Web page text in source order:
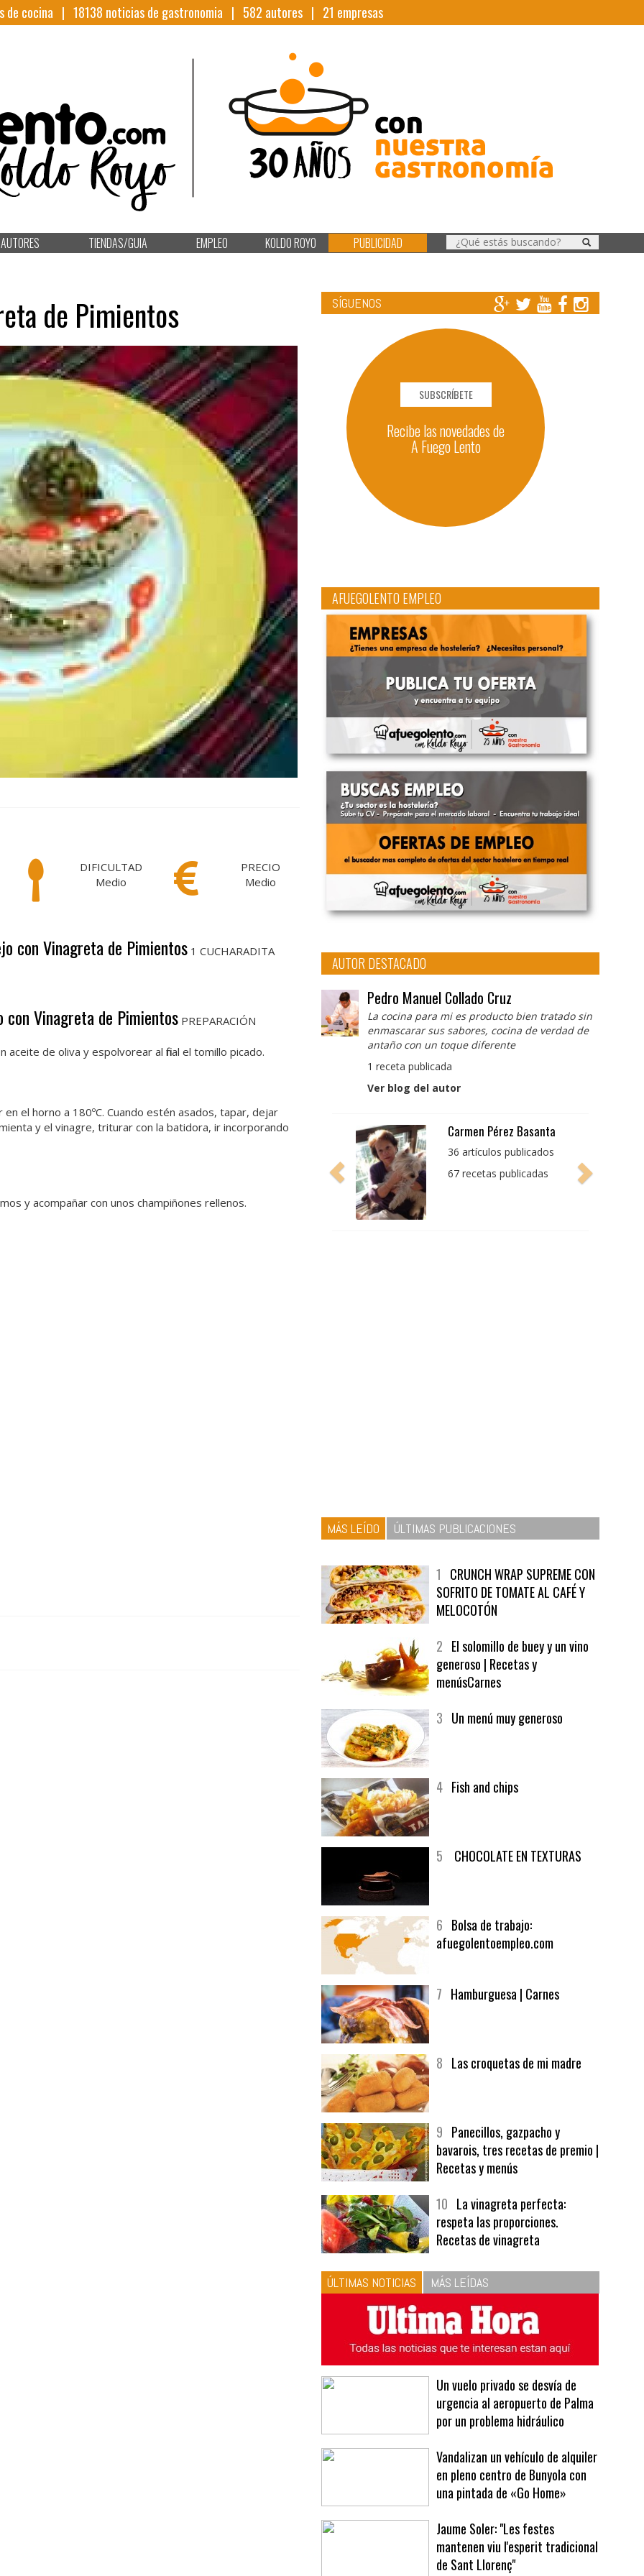
de cocina | 18138 noticias de gastronomia | 582 autores | 21 empresas
AUTORES TIENDAS/GUIA EMPLEO KOLDO ROYO PUBLICIDAD
de Pimientos
DIFICULTAD
Medio
PRECIO
Medio
con Vinagreta de Pimientos 1 CUCHARADITA
con Vinagreta de Pimientos PREPARACIÓN
de oliva y espolvorear al final el tomillo picado.
el horno a 180ºC. Cuando estén asados, tapar, dejar
y el vinagre, triturar con la batidora, ir incorporando
y acompañar con unos champiñones rellenos.
SÍGUENOS
SUBSCRÍBETE
Recibe las novedades de
A Fuego Lento
AFUEGOLENTO EMPLEO
AUTOR DESTACADO
Pedro Manuel Collado Cruz
La cocina para mi es producto bien tratado sin
enmascarar sus sabores, cocina de verdad de
antaño con un toque diferente
1 receta publicada
Ver blog del autor
Pedro Manuel Collado
Cruz
producto bien tratado
MÁS LEÍDO ÚLTIMAS PUBLICACIONES
SOFRITO DE TOMATE AL CAFÉ Y
MELOCOTÓN
generoso | Recetas y
afuegolentoempleo.com
bavarois, tres recetas de premio |
Recetas y menús
respeta las proporciones.
Recetas de vinagreta
ÚLTIMAS NOTICIAS MÁS LEÍDAS
urgencia al aeropuerto de Palma
por un problema hidráulico
en pleno centro de Bunyola con
una pintada de «Go Home»